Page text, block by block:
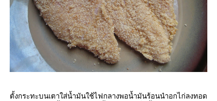
ตั้งกระทะบนเตาใส่น้ำมันใช้ไฟกลางพอน้ำมันร้อนนำอกไก่ลงทอด